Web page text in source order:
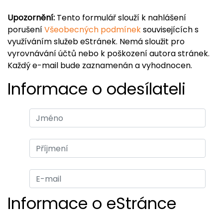
Upozornění: Tento formulář slouží k nahlášení
porušeníVšeobecných podmíneksouvisejících s
využíváním služeb eStránek. Nemá sloužit pro
vyrovnávání účtů nebo k poškození autora stránek.
Každý e-mail bude zaznamenán a vyhodnocen.
Informace o odesílateli
Informace o eStránce